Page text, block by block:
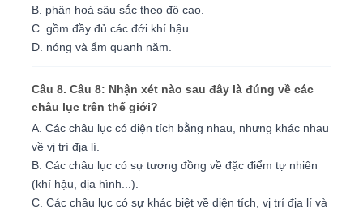
B. phân hoá sâu sắc theo độ cao.
C. gồm đầy đủ các đới khí hậu.
D. nóng và ẩm quanh năm.
Câu 8. Câu 8: Nhận xét nào sau đây là đúng về các
châu lục trên thế giới?
A. Các châu lục có diện tích bằng nhau, nhưng khác nhau
về vị trí địa lí.
B. Các châu lục có sự tương đồng về đặc điểm tự nhiên
(khí hậu, địa hình...).
C. Các châu lục có sự khác biệt về diện tích, vị trí địa lí và